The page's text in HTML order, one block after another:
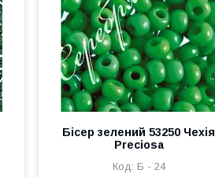
Бісер зелений 53250 Чехія
Preciosa
Б - 24